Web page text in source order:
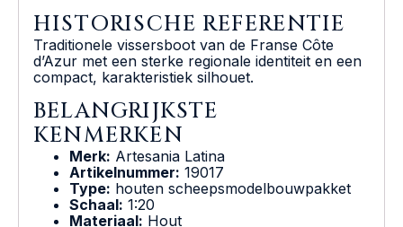
HISTORISCHE REFERENTIE
Traditionele vissersboot van de Franse Côte
d’Azur met een sterke regionale identiteit en een
compact, karakteristiek silhouet.
BELANGRIJKSTE
KENMERKEN
Merk: Artesania Latina
Artikelnummer: 19017
Type: houten scheepsmodelbouwpakket
Schaal: 1:20
Materiaal: Hout